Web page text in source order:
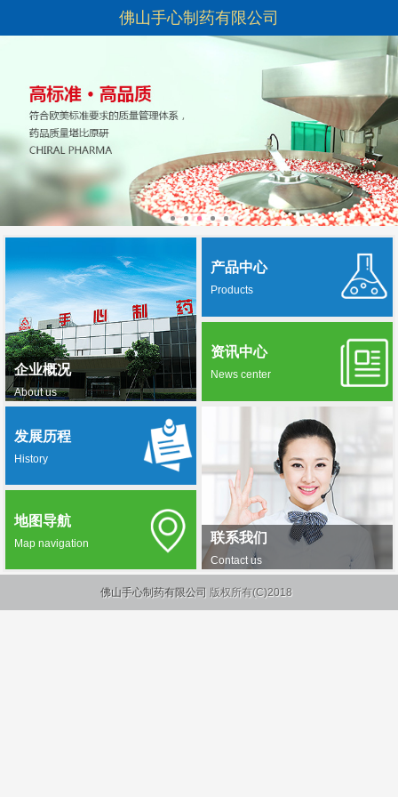
佛山手心制药有限公司
企业概况
About us
产品中心
Products
资讯中心
News center
联系我们
Contact us
发展历程
History
地图导航
Map navigation
佛山手心制药有限公司 版权所有(C)2018